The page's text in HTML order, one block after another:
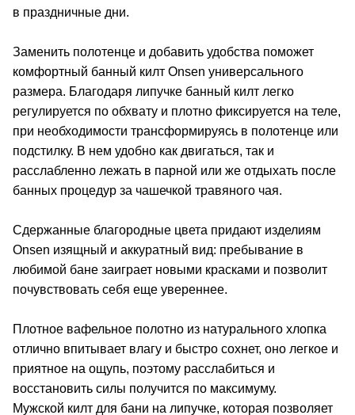
в праздничные дни.
Заменить полотенце и добавить удобства поможет
комфортный банный килт Onsen универсального
размера. Благодаря липучке банный килт легко
регулируется по обхвату и плотно фиксируется на теле,
при необходимости трансформируясь в полотенце или
подстилку. В нем удобно как двигаться, так и
расслабленно лежать в парной или же отдыхать после
банных процедур за чашечкой травяного чая.
Сдержанные благородные цвета придают изделиям
Onsen изящный и аккуратный вид: пребывание в
любимой бане заиграет новыми красками и позволит
почувствовать себя еще увереннее.
Плотное вафельное полотно из натурального хлопка
отлично впитывает влагу и быстро сохнет, оно легкое и
приятное на ощупь, поэтому расслабиться и
восстановить силы получится по максимуму.
Мужской килт для бани на липучке, которая позволяет